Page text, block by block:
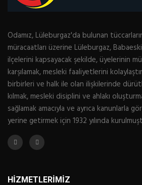
Odamız, Lüleburgaz'da bulunan
müracaatları üzerine Lüleburgaz,
ilçelerini kapsayacak şekilde, üyelerinin
karşılamak, mesleki faaliyetlerini
birbirleri ve halk ile olan ilişkilerinde
kılmak, mesleki disiplini ve ahlakı
sağlamak amacıyla ve ayrıca kanunlarla
yerine getirmek için 1932 yılında
HİZMETLERİMİZ